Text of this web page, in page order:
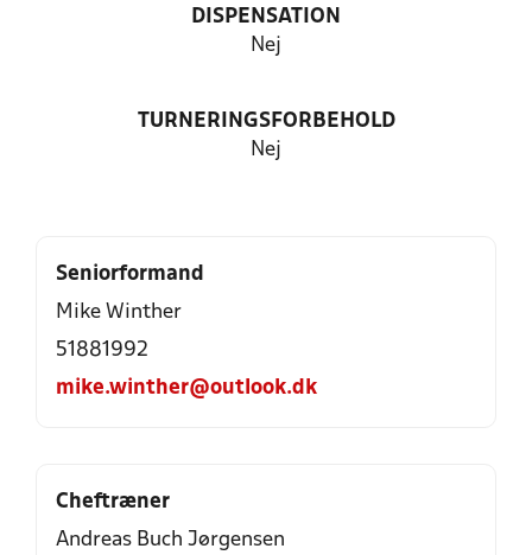
DISPENSATION
Nej
TURNERINGSFORBEHOLD
Nej
Seniorformand
Mike Winther
51881992
mike.winther@outlook.dk
Cheftræner
Andreas Buch Jørgensen